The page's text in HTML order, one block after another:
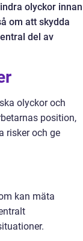
olyckor innan
om att skydda
del av
olyckor och
position,
risker och ge
kan mäta